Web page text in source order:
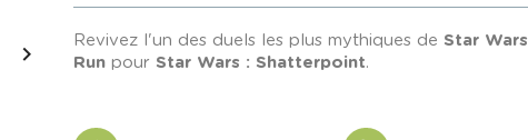

Revivez l'un des duels les plus mythiques de Star Wars
Run pour Star Wars : Shatterpoint.